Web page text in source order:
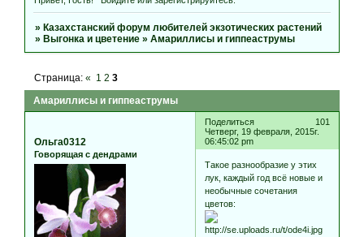
»Казахстанский форум любителей экзотических растений
»Выгонка и цветение »Амариллисы и гиппеаструмы
Амариллисы и гиппеаструмы
Страница:« 1 2 3
Поделиться
101
Четверг, 19 февраля, 2015г.
06:45:02 pm
Ольга0312
Говорящая с дендрами
Такое разнообразие у этих
лук, каждый год всё новые и
необычные сочетания
цветов: